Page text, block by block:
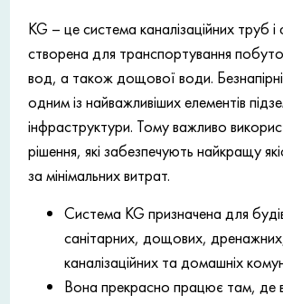
KG – це система каналізаційних труб і
створена для транспортування
вод, а також дощової води.
одним із найважливіших елементів
інфраструктури. Тому важливо
рішення, які забезпечують найкращу
за мінімальних витрат.
Система KG призначена для
санітарних, дощових,
каналізаційних та домашніх
Вона прекрасно працює там, де